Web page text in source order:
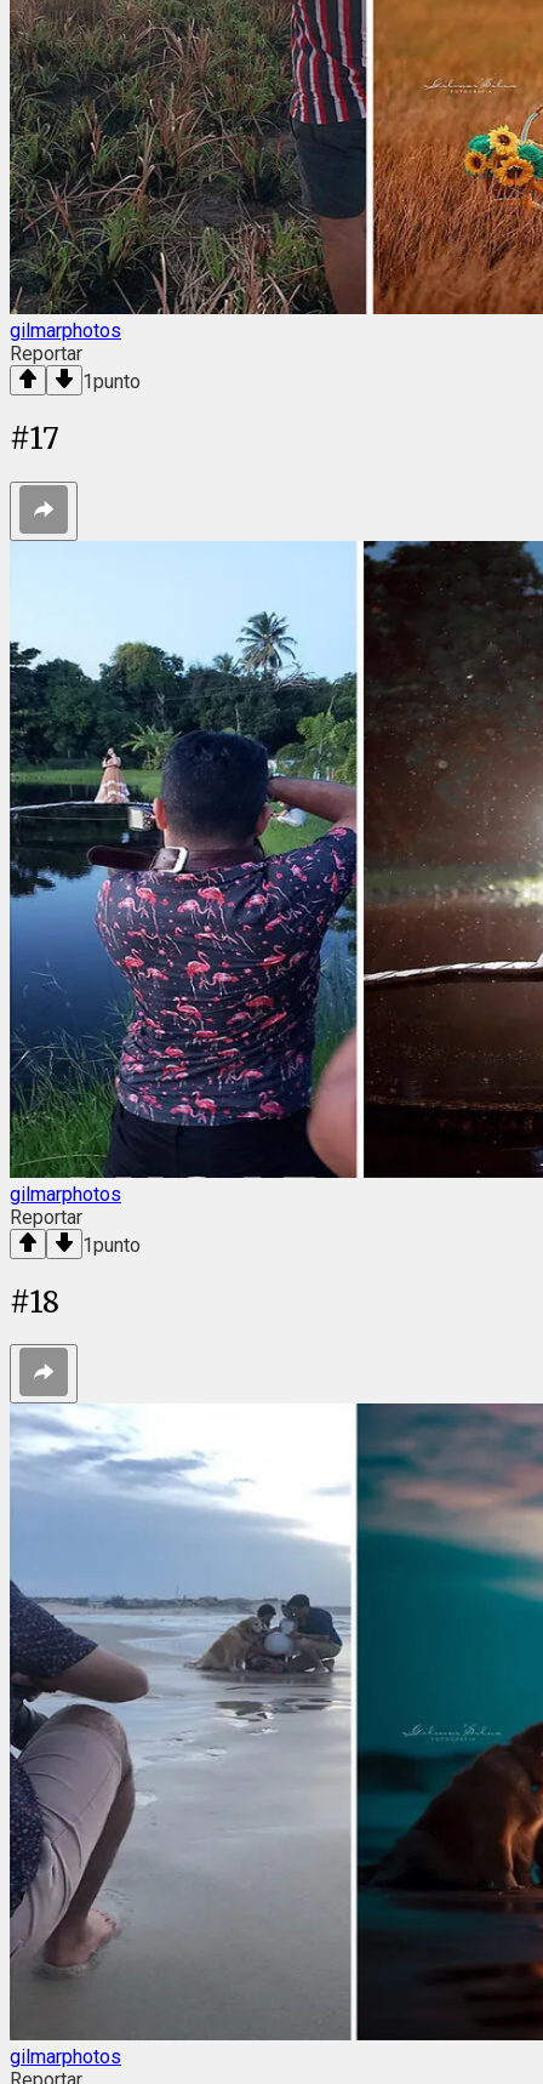
gilmarphotos
Reportar
1punto
#17
gilmarphotos
Reportar
1punto
#18
gilmarphotos